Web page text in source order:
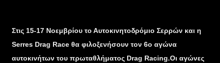
Στις 15-17 Νοεμβρίου το Αυτοκινητοδρόμιο Σερρών και η
Serres Drag Race θα φιλοξενήσουν τον 6ο αγώνα
αυτοκινήτων του πρωταθλήματος Drag Racing.Οι αγώνες